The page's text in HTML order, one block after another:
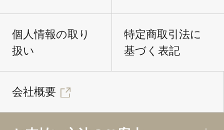
個人情報の取り
扱い
特定商取引法に
基づく表記
会社概要